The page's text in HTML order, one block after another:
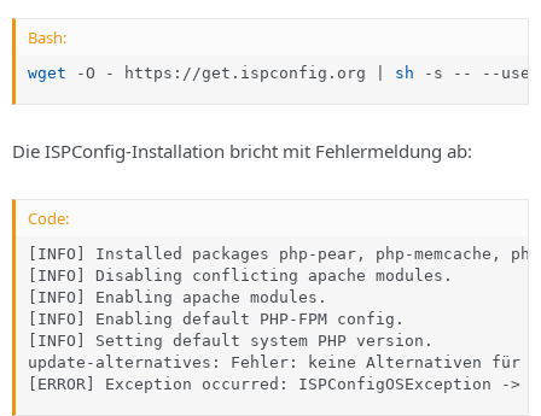
Bash:
wget -O - https://get.ispconfig.org sh -s -- --use-
Die ISPConfig-Installation bricht mit Fehlermeldung ab:
Code:
[INFO] Installed packages php-pear, php-
[INFO] Disabling conflicting apache modules.
[INFO] Enabling apache modules.
[INFO] Enabling default PHP-FPM config.
[INFO] Setting default system PHP version.
update-alternatives: Fehler: keine Alternativen für
[ERROR] Exception occurred: